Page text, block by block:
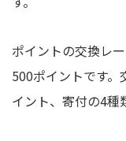
ポイントの交換レ
500ポイントです
イント、寄付の4種